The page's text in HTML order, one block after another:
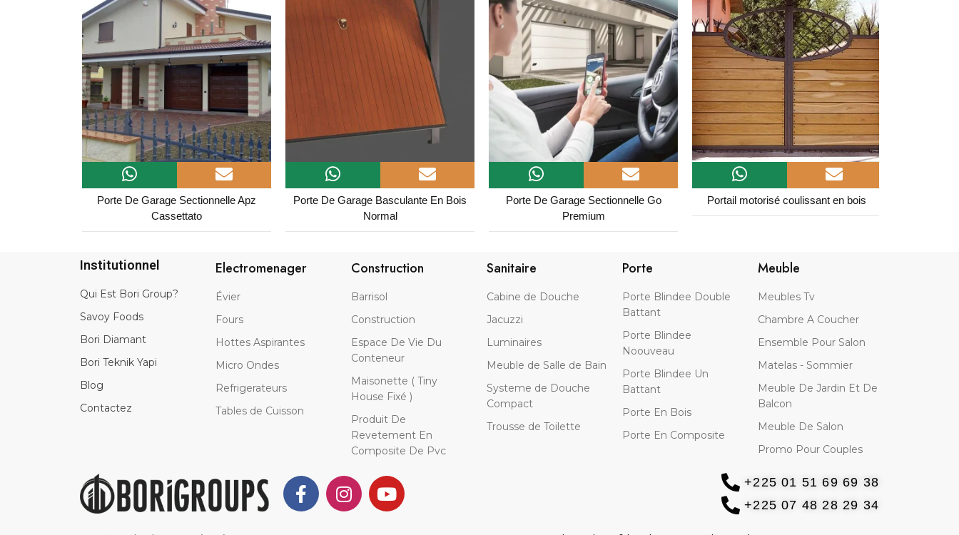
Porte De Garage Sectionnelle Apz
Cassettato
Porte De Garage Basculante En Bois
Normal
Porte De Garage Sectionnelle Go
Premium
Portail motorisé coulissant en bois
Institutionnel
Qui Est Bori Group?
Savoy Foods
Bori Diamant
Bori Teknik Yapi
Blog
Contactez
Electromenager
Évier
Fours
Hottes Aspirantes
Micro Ondes
Refrigerateurs
Tables de Cuisson
Construction
Barrisol
Construction
Espace De Vie Du
Conteneur
Maisonette ( Tiny
House Fixé )
Produit De
Revetement En
Composite De Pvc
Sanitaire
Cabine de Douche
Jacuzzi
Luminaires
Meuble de Salle de Bain
Systeme de Douche
Compact
Trousse de Toilette
Porte
Porte Blindee Double
Battant
Porte Blindee
Noouveau
Porte Blindee Un
Battant
Porte En Bois
Porte En Composite
Meuble
Meubles Tv
Chambre A Coucher
Ensemble Pour Salon
Matelas - Sommier
Meuble De Jardin Et De
Balcon
Meuble De Salon
Promo Pour Couples
+225 01 51 69 69 38
+225 07 48 28 29 34